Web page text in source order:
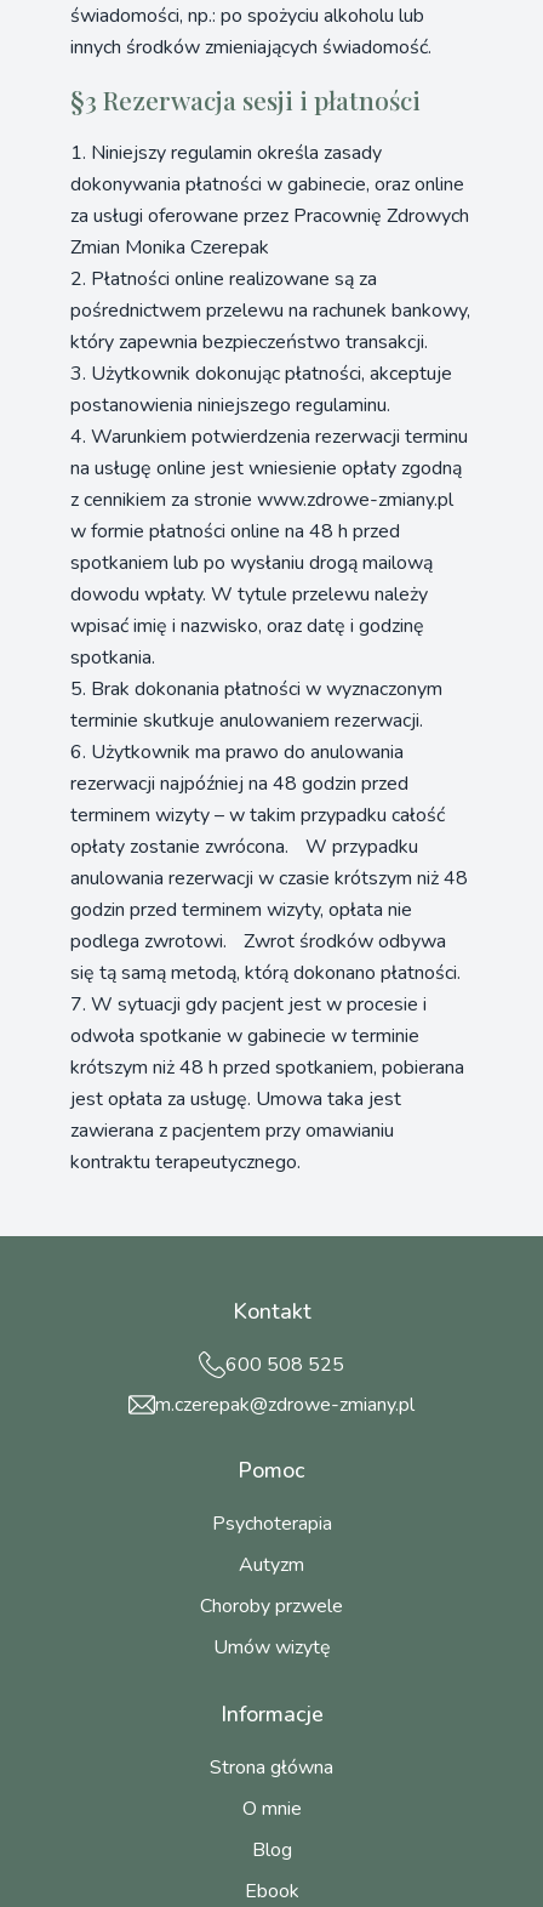
świadomości, np.: po spożyciu alkoholu lub
innych środków zmieniających świadomość.
§3 Rezerwacja sesji i płatności
1. Niniejszy regulamin określa zasady
dokonywania płatności w gabinecie, oraz online
za usługi oferowane przez Pracownię Zdrowych
Zmian Monika Czerepak
2. Płatności online realizowane są za
pośrednictwem przelewu na rachunek bankowy,
który zapewnia bezpieczeństwo transakcji.
3. Użytkownik dokonując płatności, akceptuje
postanowienia niniejszego regulaminu.
4. Warunkiem potwierdzenia rezerwacji terminu
na usługę online jest wniesienie opłaty zgodną
z cennikiem za stronie www.zdrowe-zmiany.pl
w formie płatności online na 48 h przed
spotkaniem lub po wysłaniu drogą mailową
dowodu wpłaty. W tytule przelewu należy
wpisać imię i nazwisko, oraz datę i godzinę
spotkania.
5. Brak dokonania płatności w wyznaczonym
terminie skutkuje anulowaniem rezerwacji.
6. Użytkownik ma prawo do anulowania
rezerwacji najpóźniej na 48 godzin przed
terminem wizyty – w takim przypadku całość
opłaty zostanie zwrócona. W przypadku
anulowania rezerwacji w czasie krótszym niż 48
godzin przed terminem wizyty, opłata nie
podlega zwrotowi. Zwrot środków odbywa
się tą samą metodą, którą dokonano płatności.
7. W sytuacji gdy pacjent jest w procesie i
odwoła spotkanie w gabinecie w terminie
krótszym niż 48 h przed spotkaniem, pobierana
jest opłata za usługę. Umowa taka jest
zawierana z pacjentem przy omawianiu
kontraktu terapeutycznego.
Kontakt
600 508 525
m.czerepak@zdrowe-zmiany.pl
Pomoc
Psychoterapia
Autyzm
Choroby przwele
Umów wizytę
Informacje
Strona główna
O mnie
Blog
Ebook